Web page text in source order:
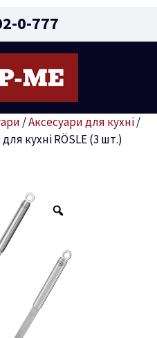
0-777
/Аксесуари для кухні/
кухні RÖSLE (3 шт.)